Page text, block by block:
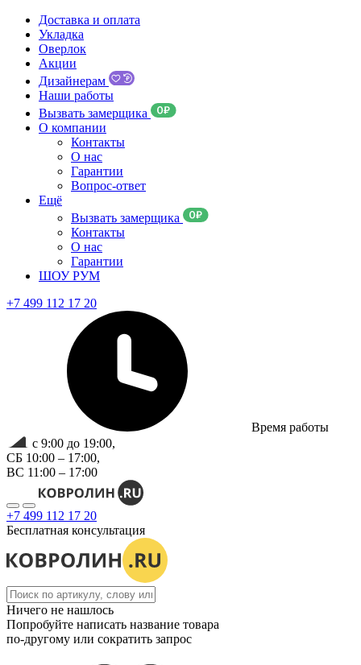
Доставка и оплата
Укладка
Оверлок
Акции
Дизайнерам
Наши работы
Вызвать замерщика
О компании
Контакты
О нас
Гарантии
Вопрос-ответ
Ещё
Вызвать замерщика
Контакты
О нас
Гарантии
ШОУ РУМ
+7 499 112 17 20
Время работы
с 9:00 до 19:00,
СБ 10:00 – 17:00,
ВС 11:00 – 17:00
+7 499 112 17 20
Бесплатная консультация
Ничего не нашлось
Попробуйте написать название товара
по-другому или сократить запрос